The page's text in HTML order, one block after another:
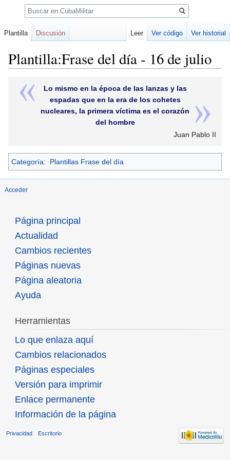
Plantilla:Frase del día - 16 de julio
navegación
Lo mismo en la época de las lanzas y las
espadas que en la era de los cohetes
nucleares, la primera víctima es el corazón
del hombre
Juan Pablo II
Categoría: Plantillas Frase del día
Acceder
Plantilla Discusión Leer Ver código Ver historial
Buscar
Página principal
Actualidad
Cambios recientes
Páginas nuevas
Página aleatoria
Ayuda
Herramientas
Lo que enlaza aquí
Cambios relacionados
Páginas especiales
Versión para imprimir
Enlace permanente
Información de la página
Privacidad Escritorio